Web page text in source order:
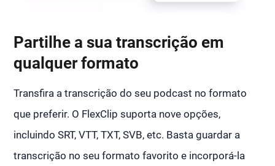
Partilhe a sua transcrição em
qualquer formato
Transfira a transcrição do seu podcast no formato
que preferir. O FlexClip suporta nove opções,
incluindo SRT, VTT, TXT, SVB, etc. Basta guardar a
transcrição no seu formato favorito e incorporá-la